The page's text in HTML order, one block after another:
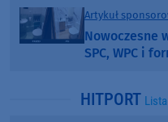
Artykuł
Nowoczesne
SPC, WPC i
HITPORT